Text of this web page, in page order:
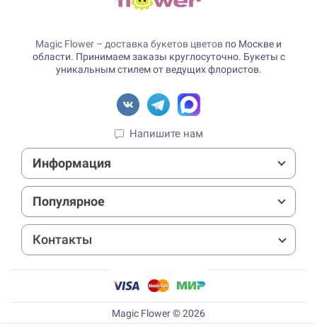
Magic Flower – доставка букетов цветов по Москве и
области. Принимаем заказы круглосуточно. Букеты с
уникальным стилем от ведущих флористов.
Напишите нам
Информация
Популярное
Контакты
Magic Flower © 2026